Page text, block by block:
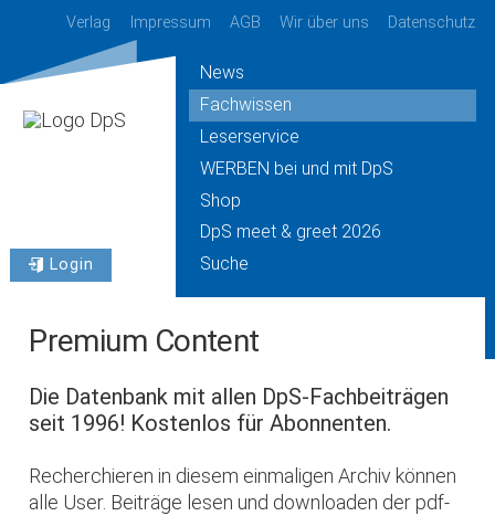
Verlag Impressum AGB Wir über uns Datenschutz
Login
News
Fachwissen
Leserservice
WERBEN bei und mit DpS
Shop
DpS meet & greet 2026
Suche
Premium Content
Die Datenbank mit allen DpS-Fachbeiträgen
seit 1996! Kostenlos für Abonnenten.
Recherchieren in diesem einmaligen Archiv können
alle User. Beiträge lesen und downloaden der pdf-